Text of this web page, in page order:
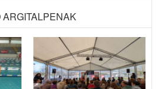
ARGITALPENAK